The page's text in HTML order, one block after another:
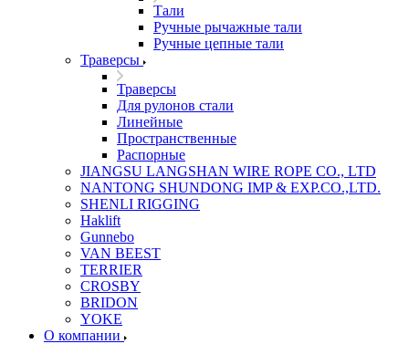
Тали
Ручные рычажные тали
Ручные цепные тали
Траверсы
Траверсы
Для рулонов стали
Линейные
Пространственные
Распорные
JIANGSU LANGSHAN WIRE ROPE CO., LTD
NANTONG SHUNDONG IMP & EXP.CO.,LTD.
SHENLI RIGGING
Haklift
Gunnebo
VAN BEEST
TERRIER
CROSBY
BRIDON
YOKE
О компании